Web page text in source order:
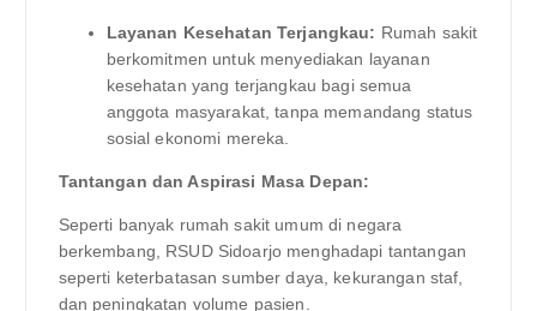
Layanan Kesehatan Terjangkau: Rumah sakit
berkomitmen untuk menyediakan layanan
kesehatan yang terjangkau bagi semua
anggota masyarakat, tanpa memandang status
sosial ekonomi mereka.
Tantangan dan Aspirasi Masa Depan:
Seperti banyak rumah sakit umum di negara
berkembang, RSUD Sidoarjo menghadapi tantangan
seperti keterbatasan sumber daya, kekurangan staf,
dan peningkatan volume pasien.